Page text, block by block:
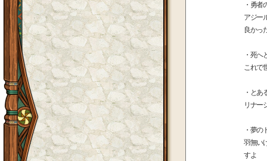
・勇者
アジー
良かっ
・死へ
これで
・とあ
リナー
・夢の
羽無い
すよ